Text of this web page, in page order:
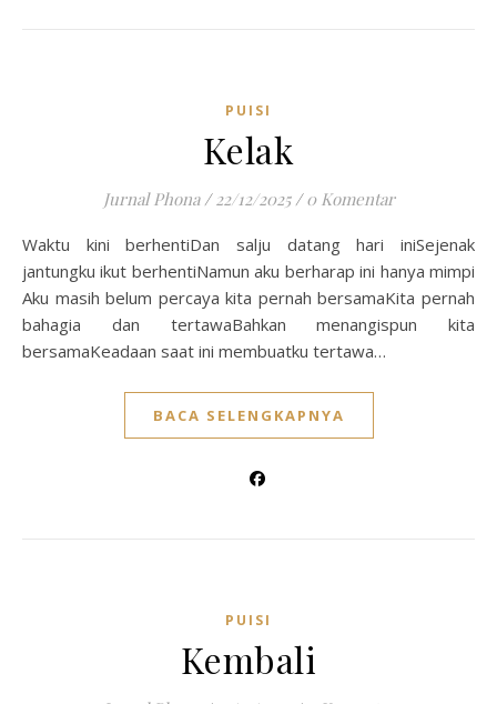
PUISI
Kelak
Jurnal Phona / 22/12/2025 / 0 Komentar
Waktu kini berhentiDan salju datang hari iniSejenak
jantungku ikut berhentiNamun aku berharap ini hanya mimpi
Aku masih belum percaya kita pernah bersamaKita pernah
bahagia dan tertawaBahkan menangispun kita
bersamaKeadaan saat ini membuatku tertawa…
BACA SELENGKAPNYA
PUISI
Kembali